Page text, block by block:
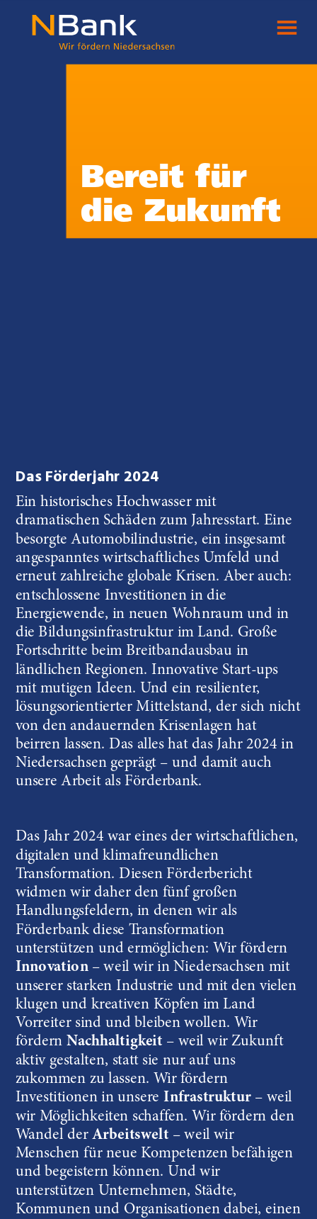
Bereit für
die Zukunft
Das Förderjahr 2024
Ein historisches Hochwasser mit
dramatischen Schäden zum Jahresstart. Eine
besorgte Automobilindustrie, ein insgesamt
angespanntes wirtschaftliches Umfeld und
erneut zahlreiche globale Krisen. Aber auch:
entschlossene Investitionen in die
Energiewende, in neuen Wohnraum und in
die Bildungsinfrastruktur im Land. Große
Fortschritte beim Breitbandausbau in
ländlichen Regionen. Innovative Start-ups
mit mutigen Ideen. Und ein resilienter,
lösungsorientierter Mittelstand, der sich nicht
von den andauernden Krisenlagen hat
beirren lassen. Das alles hat das Jahr 2024 in
Niedersachsen geprägt – und damit auch
unsere Arbeit als Förderbank.
Das Jahr 2024 war eines der wirtschaftlichen,
digitalen und klimafreundlichen
Transformation. Diesen Förderbericht
widmen wir daher den fünf großen
Handlungsfeldern, in denen wir als
Förderbank diese Transformation
unterstützen und ermöglichen: Wir fördern
Innovation – weil wir in Niedersachsen mit
unserer starken Industrie und mit den vielen
klugen und kreativen Köpfen im Land
Vorreiter sind und bleiben wollen. Wir
fördern Nachhaltigkeit – weil wir Zukunft
aktiv gestalten, statt sie nur auf uns
zukommen zu lassen. Wir fördern
Investitionen in unsere Infrastruktur – weil
wir Möglichkeiten schaffen. Wir fördern den
Wandel der Arbeitswelt – weil wir
Menschen für neue Kompetenzen befähigen
und begeistern können. Und wir
unterstützen Unternehmen, Städte,
Kommunen und Organisationen dabei, einen